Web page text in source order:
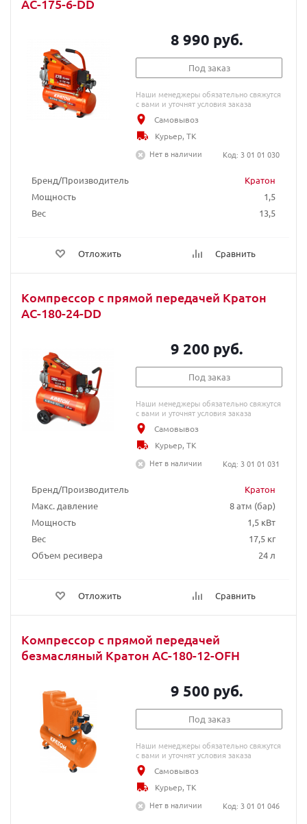
AC-175-6-DD
Бренд/Производитель
Кратон
Мощность
1,5
Вес
13,5
Отложить Сравнить
8 990 руб.
Под заказ
Наши менеджеры обязательно свяжутся
с вами и уточнят условия заказа
Самовывоз
Курьер, ТК
Нет в наличии
Код: 3 01 01 030
Компрессор с прямой передачей Кратон
AC-180-24-DD
Бренд/Производитель
Кратон
Макс. давление
8 атм (бар)
Мощность
1,5 кВт
Вес
17,5 кг
Объем ресивера
24 л
Отложить Сравнить
9 200 руб.
Под заказ
Наши менеджеры обязательно свяжутся
с вами и уточнят условия заказа
Самовывоз
Курьер, ТК
Нет в наличии
Код: 3 01 01 031
Компрессор с прямой передачей
безмасляный Кратон AC-180-12-OFH
9 500 руб.
Под заказ
Наши менеджеры обязательно свяжутся
с вами и уточнят условия заказа
Самовывоз
Курьер, ТК
Нет в наличии
Код: 3 01 01 046